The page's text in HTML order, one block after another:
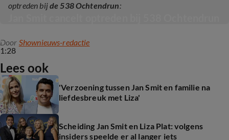
optreden bijde 538 Ochtendrun:
1:28
Door Shownieuws-redactie
Lees ook
'Verzoening tussen Jan Smit en familie na
liefdesbreuk met Liza'
Scheiding Jan Smit en Liza Plat: volgens
insiders speelde er al langer iets